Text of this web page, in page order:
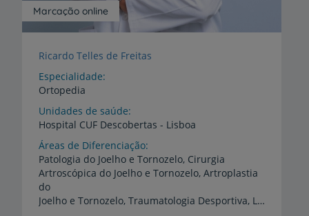
Marcação online
Ricardo Telles de Freitas
Especialidade
Ortopedia
Unidades de saúde
Hospital CUF Descobertas - Lisboa
Áreas de Diferenciação
Patologia do Joelho e Tornozelo, Cirurgia
Artroscópica do Joelho e Tornozelo, Artroplastia
do
Joelho e Tornozelo, Traumatologia Desportiva, Lesões da Dança